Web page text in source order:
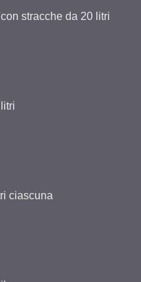
stracche da 20 litri
ciascuna